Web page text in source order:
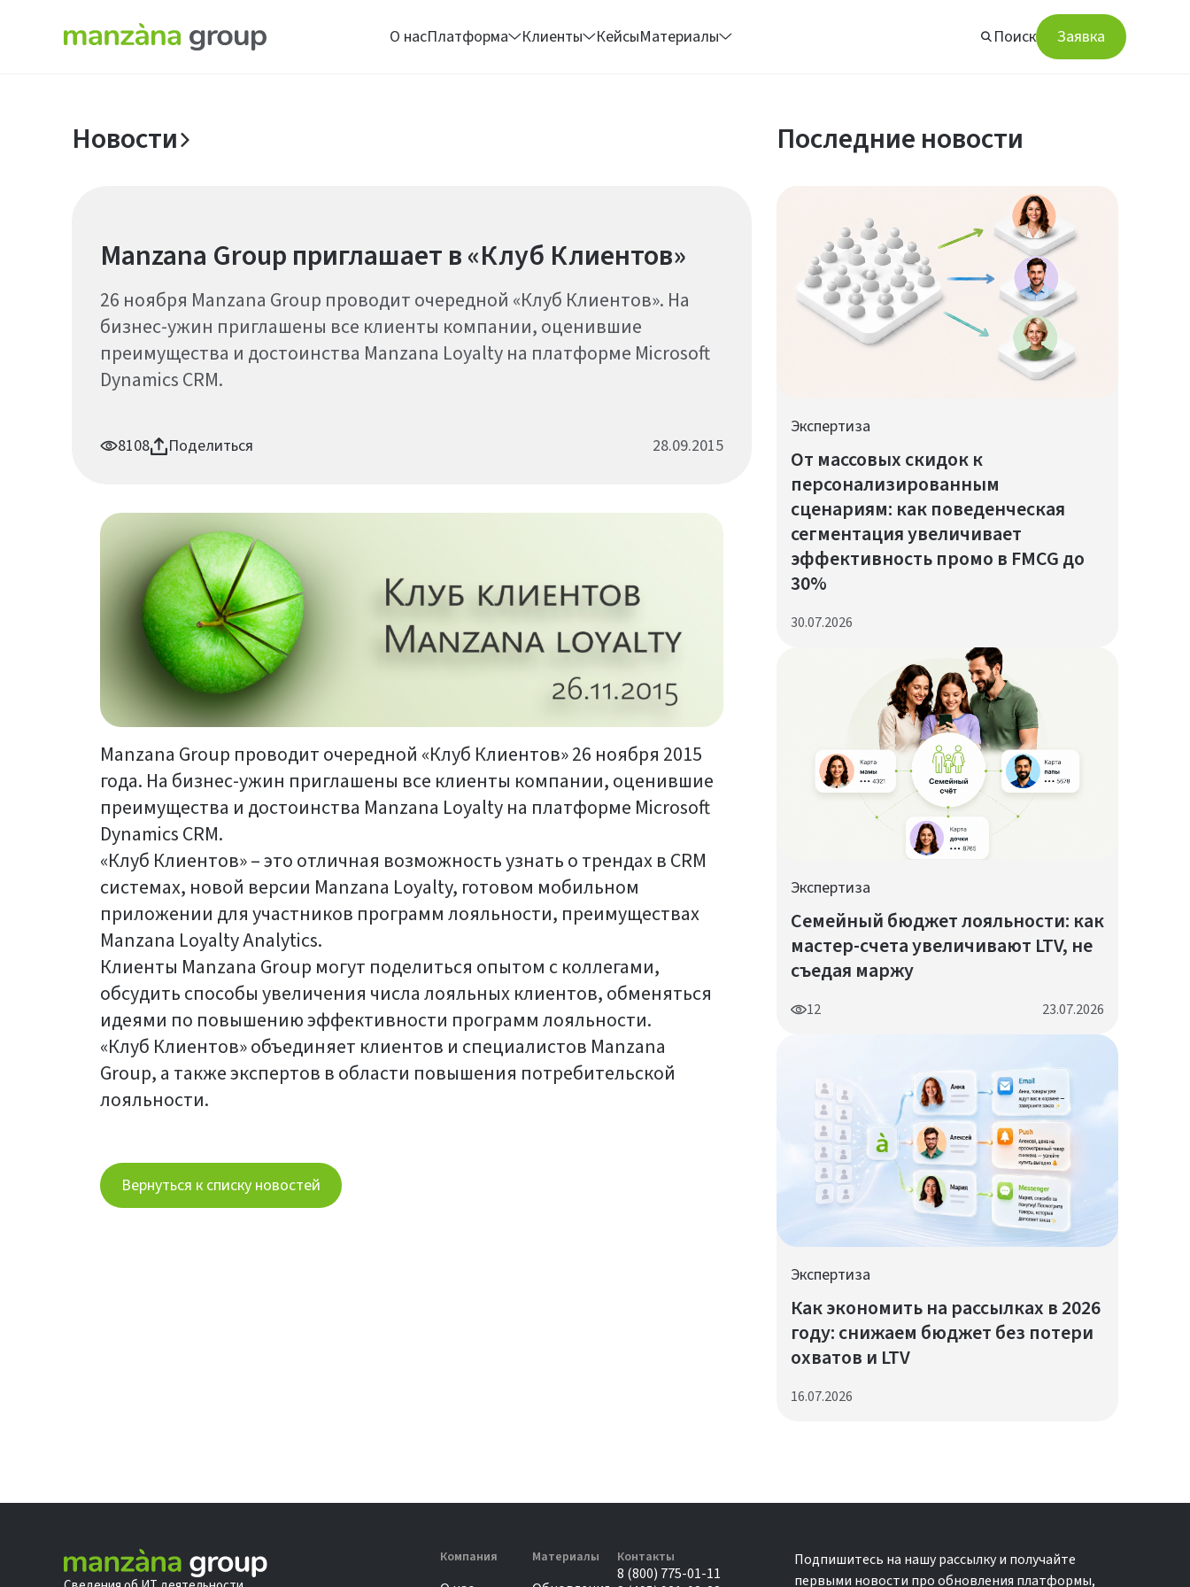
О насПлатформа Клиенты КейсыМатериалы Поиск Заявка
Новости
Manzana Group приглашает в «Клуб Клиентов»
26 ноября Manzana Group проводит очередной «Клуб Клиентов». На
бизнес-ужин приглашены все клиенты компании, оценившие
преимущества и достоинства Manzana Loyalty на платформе Microsoft
Dynamics CRM.
8108 Поделиться 28.09.2015
Manzana Group проводит очередной «Клуб Клиентов» 26 ноября 2015
года. На бизнес-ужин приглашены все клиенты компании, оценившие
преимущества и достоинства Manzana Loyalty на платформе Microsoft
Dynamics CRM.
«Клуб Клиентов» – это отличная возможность узнать о трендах в CRM
системах, новой версии Manzana Loyalty, готовом мобильном
приложении для участников программ лояльности, преимуществах
Manzana Loyalty Analytics.
Клиенты Manzana Group могут поделиться опытом с коллегами,
обсудить способы увеличения числа лояльных клиентов, обменяться
идеями по повышению эффективности программ лояльности.
«Клуб Клиентов» объединяет клиентов и специалистов Manzana
Group, а также экспертов в области повышения потребительской
лояльности.
Вернуться к списку новостей
Последние новости
Экспертиза
От массовых скидок к
персонализированным
сценариям: как поведенческая
сегментация увеличивает
эффективность промо в FMCG до
30%
30.07.2026
Экспертиза
Семейный бюджет лояльности: как
мастер-счета увеличивают LTV, не
съедая маржу
12 23.07.2026
Экспертиза
Как экономить на рассылках в 2026
году: снижаем бюджет без потери
охватов и LTV
16.07.2026
Компания Материалы Контакты
8 (800) 775-01-11
Подпишитесь на нашу рассылку и получайте
первыми новости про обновления платформы,